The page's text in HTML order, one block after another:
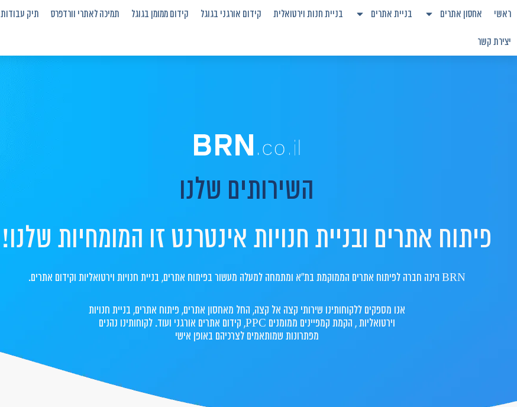
ראשי אחסון אתרים בניית אתרים בניית חנות וירטואלית קידום אורגני בגוגל קידום ממומן בגוגל תמיכה לאתרי וורדפרס תיק עבודות
יצירת קשר
השירותים שלנו
פיתוח אתרים ובניית חנויות אינטרנט זו המומחיות שלנו!
BRN הינה חברה לפיתוח אתרים הממוקמת בת”א ומתמחה למעלה מעשור בפיתוח אתרים, בניית חנויות וירטואליות וקידום אתרים.
אנו מספקים ללקוחותינו שירותי קצה אל קצה, החל מאחסון אתרים, פיתוח אתרים, בניית חנויות
וירטואליות , הקמת קמפיינים ממומנים PPC, קידום אתרים אורגני ועוד. לקוחותינו נהנים
מפתרונות שמותאמים לצרכיהם באופן אישי